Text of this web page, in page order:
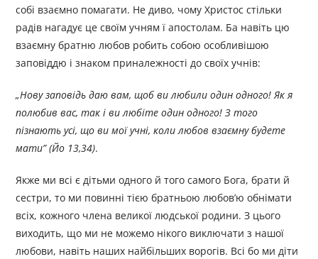
собі взаємно помагати. Не диво, чому Христос стільки
радів нагадує це своїм учням ї апостолам. Ба навіть цю
взаємну братню любов робить собою особливішою
заповіддю і знаком приналежності до своїх учнів:
„Нову заповідь даю вам, щоб ви любили один одного! Як я
полюбив вас, так і ви любіте один одного! З того
пізнають усі, що ви мої учні, коли любов взаємну будете
мати”(Йо 13,34).
Якже ми всі є дітьми одного й того самого Бога, брати й
сестри, то ми повинні тією братньою любов’ю обнімати
всіх, кожного члена великої людської родини. З цього
виходить, що ми не можемо нікого виключати з нашої
любови, навіть наших найбільших ворогів. Всі бо ми діти